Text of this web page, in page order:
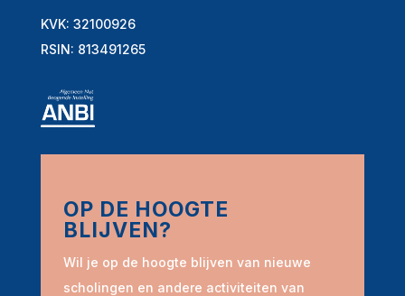
KVK: 32100926
RSIN: 813491265
OP DE HOOGTE
BLIJVEN?
Wil je op de hoogte blijven van nieuwe
scholingen en andere activiteiten van